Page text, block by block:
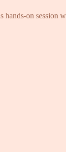
hands-on session